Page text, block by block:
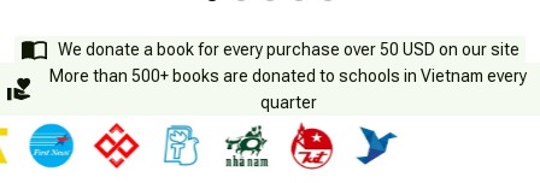
We donate a book for every purchase over 50 USD on our site
More than 500+ books are donated to schools in Vietnam every
quarter